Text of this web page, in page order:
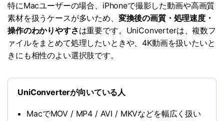
特にMacユーザーの場合、iPhoneで撮影した動画や高画質
素材を扱うケースが多いため、 変換後の画質・処理速度・
操作のわかりやすさは重要です。UniConverterは、複数フ
ァイルをまとめて処理したいときや、4K動画を扱いたいと
きにも相性のよい選択肢です。
UniConverterが向いている人
MacでMOV / MP4 / AVI / MKVなどを幅広く扱い